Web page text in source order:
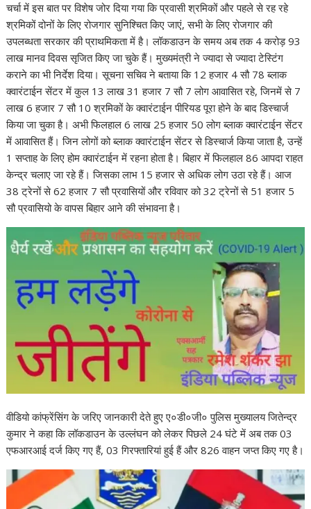
चर्चा में इस बात पर विशेष जोर दिया गया कि प्रवासी श्रमिकों और पहले से रह रहे
श्रमिकों दोनों के लिए रोजगार सुनिश्चित किए जाएं, सभी के लिए रोजगार की
उपलब्धता सरकार की प्राथमिकता में है। लॉकडाउन के समय अब तक 4 करोड़ 93
लाख मानव दिवस सृजित किए जा चुके हैं। मुख्यमंत्री ने ज्यादा से ज्यादा टेस्टिंग
कराने का भी निर्देश दिया। सूचना सचिव ने बताया कि 12 हजार 4 सौ 78 ब्लाक
क्वारंटाईन सेंटर में कुल 13 लाख 31 हजार 7 सौ 7 लोग आवासित रहे, जिनमें से 7
लाख 6 हजार 7 सौ 10 श्रमिकों के क्वारंटाईन पीरियड पूरा होने के बाद डिस्चार्ज
किया जा चुका है। अभी फिलहाल 6 लाख 25 हजार 50 लोग ब्लाक क्वारंटाईन सेंटर
में आवासित हैं। जिन लोगों को ब्लाक क्वारंटाईन सेंटर से डिस्चार्ज किया जाता है, उन्हें
1 सप्ताह के लिए होम क्वारंटाईन में रहना होता है। बिहार में फिलहाल 86 आपदा राहत
केन्द्र चलाए जा रहे हैं। जिसका लाभ 15 हजार से अधिक लोग उठा रहे हैं। आज
38 ट्रेनों से 62 हजार 7 सौ प्रवासियों और रविवार को 32 ट्रेनों से 51 हजार 5
सौ प्रवासियो के वापस बिहार आने की संभावना है।
वीडियो कांफ्रेंसिंग के जरिए जानकारी देते हुए ए०डी०जी० पुलिस मुख्यालय जितेन्द्र
कुमार ने कहा कि लॉकडाउन के उल्लंघन को लेकर पिछले 24 घंटे में अब तक 03
एफआरआई दर्ज किए गए हैं, 03 गिरफ्तारियां हुई हैं और 826 वाहन जप्त किए गए है।